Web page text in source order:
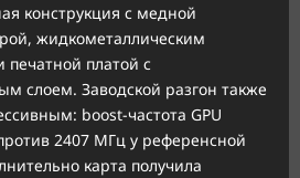
конструкция с медной
жидкометаллическим
платой с
слоем. Заводской разгон также
boost-частота GPU
2407 МГц у референсной
карта получила